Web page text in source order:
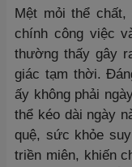
Mệt mỏi thể
chính công việc
thường thấy gây
giác tạm thời.
ấy không phải
thể kéo dài ngày
quệ, sức khỏe
triền miên, khiến